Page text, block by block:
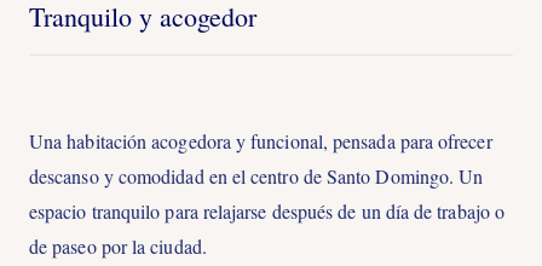
Tranquilo y acogedor
Una habitación acogedora y funcional, pensada para ofrecer
descanso y comodidad en el centro de Santo Domingo. Un
espacio tranquilo para relajarse después de un día de trabajo o
de paseo por la ciudad.